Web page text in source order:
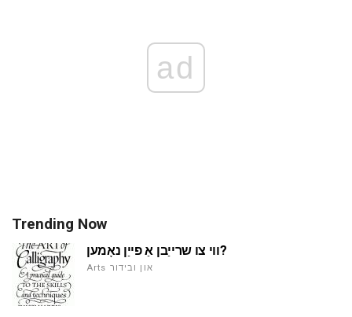
ad
Trending Now
ווי צו שרייַבן אַ פייַן נאָמען?
Arts און ובידור